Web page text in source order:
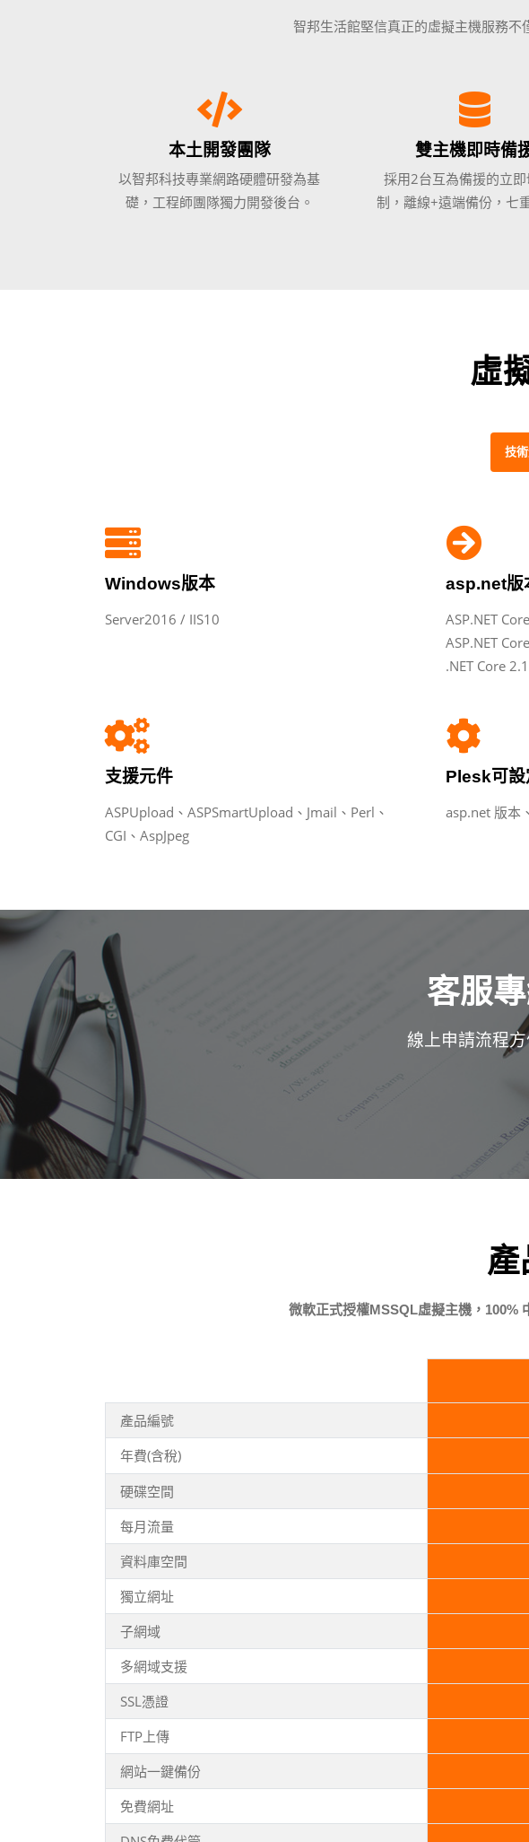
智邦生活館堅信真正的虛擬主機服務不
本土開發團隊
以智邦科技專業網路硬體研發為基
礎，工程師團隊獨力開發後台。
雙主機即時備
採用2台互為備援的立
制，離線+遠端備份，七
虛
技
Windows版本
Server2016 / IIS10
asp.net版
ASP.NET
ASP.NET
.NET Core
支援元件
ASPUpload、ASPSmartUpload、Jmail、Perl、
CGI、AspJpeg
Plesk可設
asp.net 版本
客服
線上申請流程
產
微軟正式授權MSSQL虛擬主機，100%
產品編號
年費(含稅)
硬碟空間
每月流量
資料庫空間
獨立網址
子網域
多網域支援
SSL憑證
FTP上傳
網站一鍵備份
免費網址